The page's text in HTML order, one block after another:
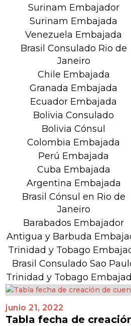
Surinam Embajador
Surinam Embajada
Venezuela Embajada
Brasil Consulado Rio de
Janeiro
Chile Embajada
Granada Embajada
Ecuador Embajada
Bolivia Consulado
Bolivia Cónsul
Colombia Embajada
Perú Embajada
Cuba Embajada
Argentina Embajada
Brasil Cónsul en Rio de
Janeiro
Barabados Embajador
Antigua y Barbuda
Trinidad y Tobago
Brasil Consulado Sao
Trinidad y Tobago
junio 21, 2022
Tabla fecha de